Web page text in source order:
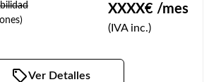
XXXX€ /mes
(IVA inc.)
Ver Detalles